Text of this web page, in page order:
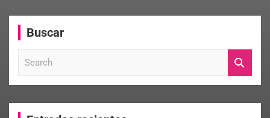
Buscar
c